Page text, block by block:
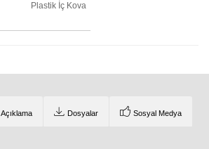
Plastik İç Kova
Açıklama Dosyalar Sosyal Medya